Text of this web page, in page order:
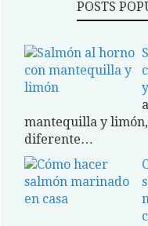
POSTS
mantequilla y
diferente…